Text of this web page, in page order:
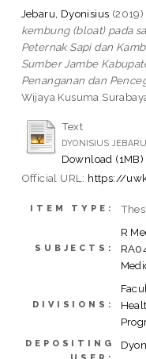
Jebaru, Dyonisius (2019)
kembung (bloat) pada
Peternak Sapi dan
Sumber Jambe
Penanganan dan
Wijaya Kusuma
Text
DYONISIUS
Download (1MB)
Official URL: https://
ITEM TYPE:
SUBJECTS:
R
DIVISIONS:
DEPOSITING